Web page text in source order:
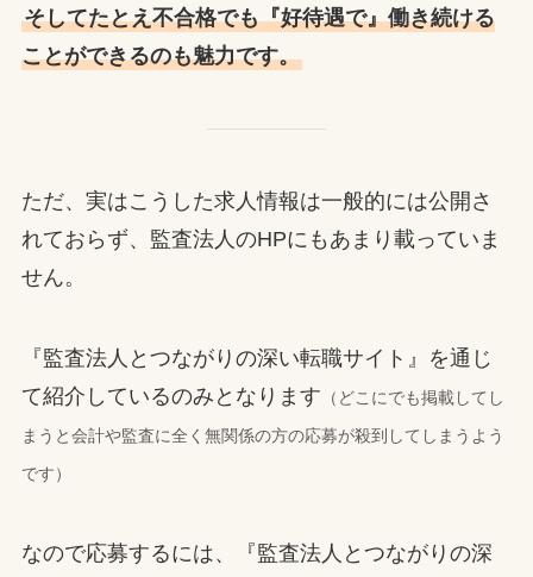
そしてたとえ不合格でも『好待遇で』働き続ける
ことができるのも魅力です。
ただ、実はこうした求人情報は一般的には公開さ
れておらず、監査法人のHPにもあまり載っていま
せん。
『監査法人とつながりの深い転職サイト』を通じ
て紹介しているのみとなります （どこにでも掲載してし
まうと会計や監査に全く無関係の方の応募が殺到してしまうよう
です）
なので応募するには、『監査法人とつながりの深